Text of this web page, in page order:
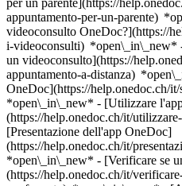
per un parente](https://
appuntamento-per-un-parente)
videoconsulto OneDoc?](https://
i-videoconsulti) *open\_in\_new*
un videoconsulto](https://
appuntamento-a-distanza)
OneDoc](https://help.onedoc.ch/
*open\_in\_new* - [Utilizzare
(https://help.onedoc.ch/it/
[Presentazione dell'app OneDoc]
(https://help.onedoc.ch/it/
*open\_in\_new* - [Verificare se un appuntamento è confermato](https://help.onedoc.ch/it/verificare-se-un-appuntamento-%C3%A8-confermato) *open\_in\_new* - [Annullare un appuntamento prenotato online su OneDoc](https://help.onedoc.ch/it/annullare-un-appuntamento-prenotato-online-su-onedoc) *open\_in\_new* - [Non ho ricevuto la conferma dell'appuntamento](https://help.onedoc.ch/it/non-ho-ricevuto-la-conferma-dellappuntamento) *open\_in\_new* [Vedi tutti i nostri articoli *open\_in\_new*](https://help.onedoc.ch/it/) # Elenco: studi medici in Goldach 1. [OneDoc](https://www.onedoc.ch/it/)/ 2. [Studio medico](https://www.onedoc.ch/it/studio-medico)/ 3. [Cantone San Gallo](https://www.onedoc.ch/it/studio-medico/cantone-san-gallo)/ 4. Goldach [Praxis Dr. med. Ahmad Farhad](https://www.onedoc.ch/it/studio-medico/goldach/egp/praxis-dr-med-ahmad-farhad) Eschenstrasse 11, 9403 Goldach [Praxis Dr. med. Grein Gunter](https://www.onedoc.ch/it/studio-medico/goldach/eoy4/praxis-dr-med-grein-gunter) Hauptstrasse 6, 9403 Goldach [Praxis Dr. med. Lüscher Markus](https://www.onedoc.ch/it/studio-medico/goldach/eoux/praxis-dr-med-luscher-markus) Eschenstrasse 11, 9403 Goldach [Praxis Dr. med. Müller Monika](https://www.onedoc.ch/it/studio-medico/goldach/eyec/praxis-dr-med-muller-monika) St. Gallerstrasse 98, 9403 Goldach [Praxis Dr. med. Muselmann Ester](https://www.onedoc.ch/it/studio-medico/goldach/eor2/praxis-dr-med-muselmann-ester) Blumenstrasse 19, 9403 Goldach [Praxis Dr. med. Pfenninger René](https://www.onedoc.ch/it/studio-medico/goldach/eozp/praxis-dr-med-pfenninger-rene) Blumenstrasse 19, 9403 Goldach [Praxis Dr. med. Pham Vuong](https://www.onedoc.ch/it/studio-medico/goldach/eoze/praxis-dr-med-pham-vuong) Blumenstrasse 5, 9403 Goldach ### Scarica l'app OneDoc Prenota un appuntamento online con un medico, dentista o terapeuta vicino a te in Svizzera. L'app OneDoc ti consente di gestire tutti i tuoi appuntamenti medici dal tuo cellulare, ovunque e in qualsiasi momento. ![Codice QR che rimanda all’App Store o a Google Play per scaricare l’app OneDoc Pazienti](https://www.onedoc.ch/assets/images/download-app-qr.jpeg) Scansiona il codice QR per scaricare l'app [![Scarica la nostra applicazione su App Store!](https://www.onedoc.ch/assets/images/app-store-badge-it.svg)](https://apps.apple.com/ch/app/onedoc/id1592376413?l=fr)[![Scarica la nostra app su Google Play Store!](https://www.onedoc.ch/assets/images/google-play-badge-it.png)](https://play.google.com/store/apps/details?id=ch.onedoc.patient&hl=fr-CH) *keyboard\_arrow\_right* ## Trova un specialista [Medico generico](https://www.onedoc.ch/it/medico-generico)[Specialista in medicina interna generale](https://www.onedoc.ch/it/specialista-in-medicina-interna-generale)[Prestazioni sanitarie in farmacia](https://www.onedoc.ch/it/prestazioni-sanitarie-in-farmacia)[Centro vaccinale](https://www.onedoc.ch/it/centro-vaccinale)[Oculista](https://www.onedoc.ch/it/oculista)[Massaggiatore classico](https://www.onedoc.ch/it/massaggiatore-classico)[Chirurgo ortopedico](https://www.onedoc.ch/it/chirurgo-ortopedico)[Dentista](https://www.onedoc.ch/it/dentista)[Pediatra](https://www.onedoc.ch/it/pediatra)[Psicoterapeuta](https://www.onedoc.ch/it/psicoterapeuta)[Traumatologo](https://www.onedoc.ch/it/traumatologo)[Terapista in riflessologia](https://www.onedoc.ch/it/terapista-in-riflessologia)[Ottico](https://